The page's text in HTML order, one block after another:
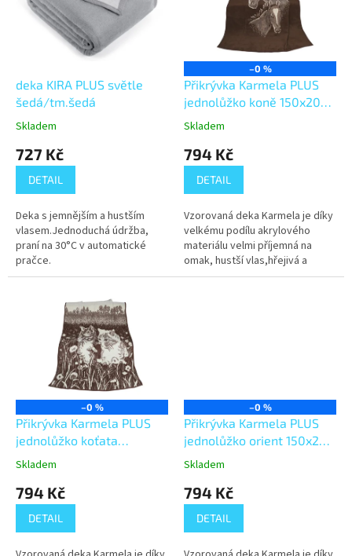
deka KIRA PLUS světle
šedá/tm.šedá
Skladem
727 Kč
DETAIL
Deka s jemnějším a hustším
vlasem.Jednoduchá údržba,
praní na 30°C v automatické
pračce.
–0 %
Přikrývka Karmela PLUS
jednolůžko koně 150x200
cm
Skladem
794 Kč
DETAIL
Vzorovaná deka Karmela je díky
velkému podílu akrylového
materiálu velmi příjemná na
omak, hustší vlas,hřejivá a
příjemná na dotek. Je vhodná
–0 %
Přikrývka Karmela PLUS
jednolůžko koťata
150x200 cm
Skladem
794 Kč
DETAIL
–0 %
Přikrývka Karmela PLUS
jednolůžko orient 150x200
cm
Skladem
794 Kč
DETAIL